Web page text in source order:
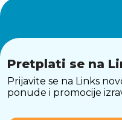
Pretplati se na
Prijavite se na Links
ponude i promocije